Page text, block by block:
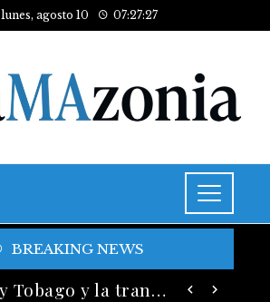
lunes, agosto 10 07:27:29
BREAKING NEWS
Trinidad y Tobago y la transición energética con enfoque en justicia social y desarrollo sostenible